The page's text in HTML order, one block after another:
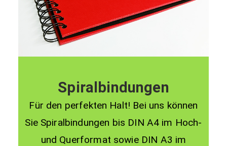
Spiralbindungen
Für den perfekten Halt! Bei uns können
Sie Spiralbindungen bis DIN A4 im Hoch-
und Querformat sowie DIN A3 im